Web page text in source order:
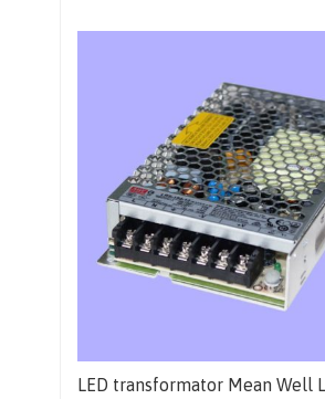
LED transformator Mean Well